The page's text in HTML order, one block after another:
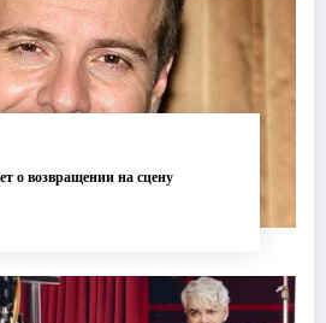
о возвращении на сцену